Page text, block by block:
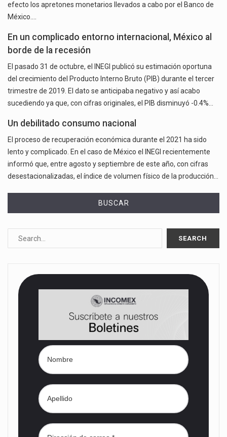
efecto los apretones monetarios llevados a cabo por el Banco de
México.…
En un complicado entorno internacional, México al
borde de la recesión
El pasado 31 de octubre, el INEGI publicó su estimación oportuna
del crecimiento del Producto Interno Bruto (PIB) durante el tercer
trimestre de 2019. El dato se anticipaba negativo y así acabo
sucediendo ya que, con cifras originales, el PIB disminuyó -0.4%…
Un debilitado consumo nacional
El proceso de recuperación económica durante el 2021 ha sido
lento y complicado. En el caso de México el INEGI recientemente
informó que, entre agosto y septiembre de este año, con cifras
desestacionalizadas, el índice de volumen físico de la producción…
BUSCAR